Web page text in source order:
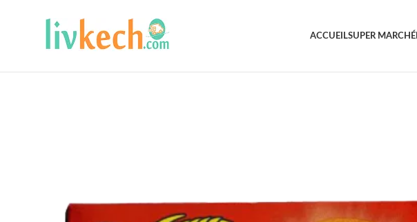
ACCUEILSUPER MARCHÉ